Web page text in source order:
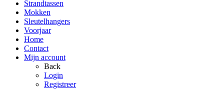
Strandtassen
Mokken
Sleutelhangers
Voorjaar
Home
Contact
Mijn account
Back
Login
Registreer